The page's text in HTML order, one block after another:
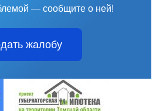
— сообщите о ней!
жалобу